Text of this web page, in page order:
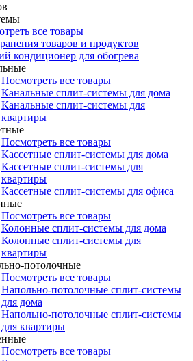
все товары
товаров и продуктов
кондиционер для обогрева
Посмотреть все товары
Канальные сплит-системы для дома
Канальные сплит-системы для
квартиры
Посмотреть все товары
Кассетные сплит-системы для дома
Кассетные сплит-системы для
квартиры
Кассетные сплит-системы для офиса
Посмотреть все товары
Колонные сплит-системы для дома
Колонные сплит-системы для
квартиры
потолочные
Посмотреть все товары
Напольно-потолочные сплит-системы
для дома
Напольно-потолочные сплит-системы
для квартиры
Посмотреть все товары